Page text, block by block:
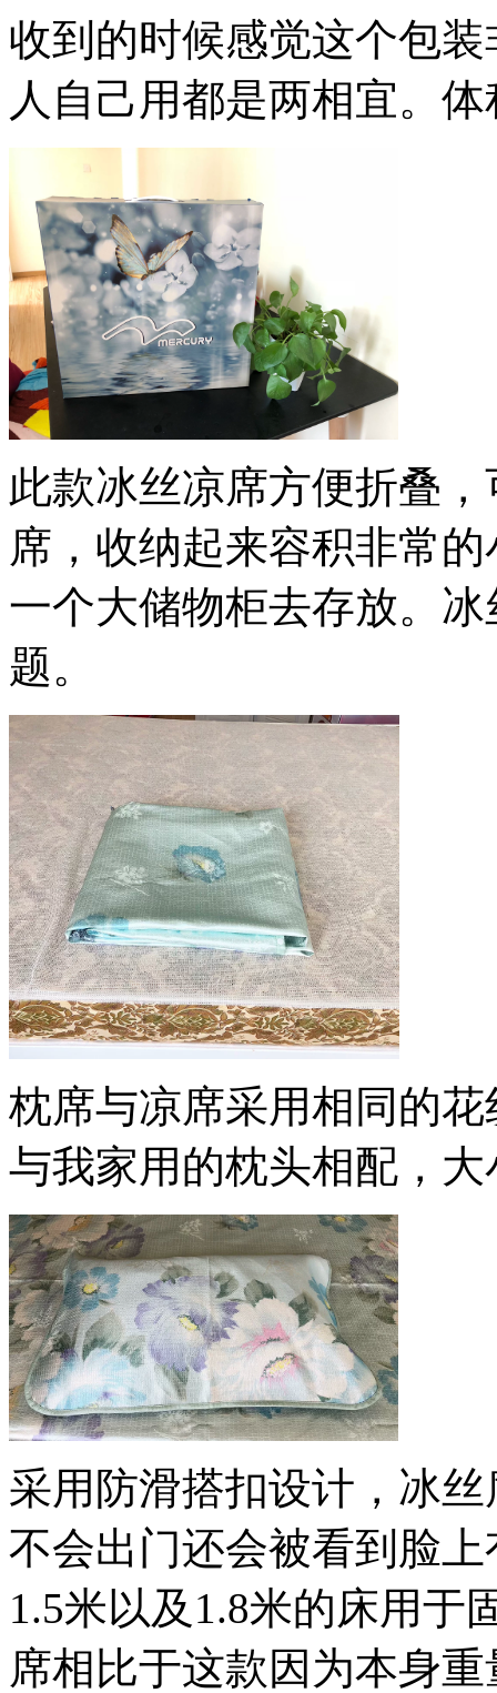
收到的时候感觉这个包
人自己用都是两相宜。
此款冰丝凉席方便折叠
席，收纳起来容积非常
一个大储物柜去存放。
题。
枕席与凉席采用相同的
与我家用的枕头相配，
采用防滑搭扣设计，冰
不会出门还会被看到脸
1.5米以及1.8米的床用于
席相比于这款因为本身